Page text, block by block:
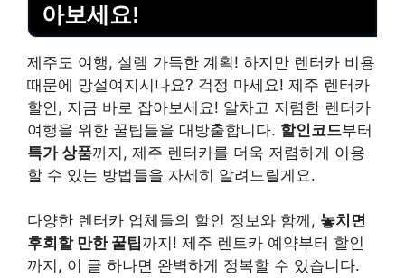
아보세요!
제주도 여행, 설렘 가득한 계획! 하지만 렌터카 비용
때문에 망설여지시나요? 걱정 마세요! 제주 렌터카
할인, 지금 바로 잡아보세요! 알차고 저렴한 렌터카
여행을 위한 꿀팁들을 대방출합니다. 할인코드부터
특가 상품까지, 제주 렌터카를 더욱 저렴하게 이용
할 수 있는 방법들을 자세히 알려드릴게요.
다양한 렌터카 업체들의 할인 정보와 함께, 놓치면
후회할 만한 꿀팁까지! 제주 렌트카 예약부터 할인
까지, 이 글 하나면 완벽하게 정복할 수 있습니다.